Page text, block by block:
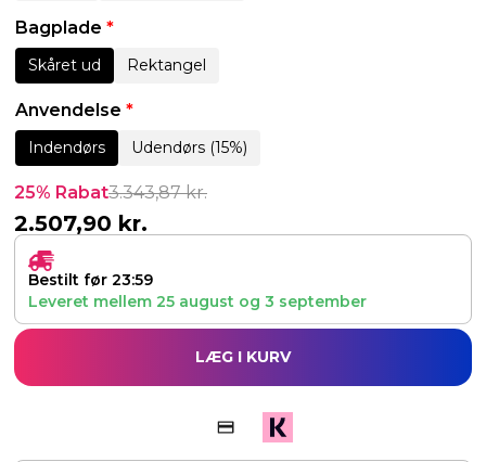
Bagplade *
Skåret ud Rektangel
Anvendelse *
Indendørs Udendørs (15%)
25% Rabat3.343,87kr.
2.507,90 kr.
Bestilt før 23:59
Leveret mellem 25 august og 3 september
LÆG I KURV